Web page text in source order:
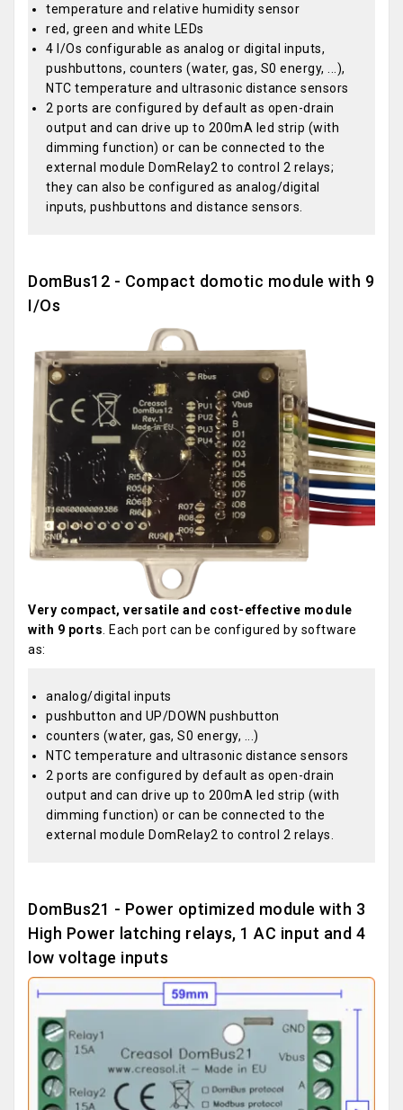
temperature and relative humidity sensor
red, green and white LEDs
4 I/Os configurable as analog or digital inputs,
pushbuttons, counters (water, gas, S0 energy, ...),
NTC temperature and ultrasonic distance sensors
2 ports are configured by default as open-drain
output and can drive up to 200mA led strip (with
dimming function) or can be connected to the
external module DomRelay2 to control 2 relays;
they can also be configured as analog/digital
inputs, pushbuttons and distance sensors.
DomBus12 - Compact domotic module with 9
I/Os
Very compact, versatile and cost-effective module
with 9 ports . Each port can be configured by software
as:
analog/digital inputs
pushbutton and UP/DOWN pushbutton
counters (water, gas, S0 energy, ...)
NTC temperature and ultrasonic distance sensors
2 ports are configured by default as open-drain
output and can drive up to 200mA led strip (with
dimming function) or can be connected to the
external module DomRelay2 to control 2 relays.
DomBus21 - Power optimized module with 3
High Power latching relays, 1 AC input and 4
low voltage inputs